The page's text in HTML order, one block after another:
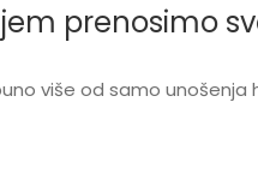
prenosimo
više od samo